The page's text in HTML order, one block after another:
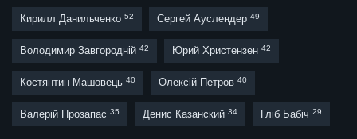
Кирилл Данильченко 52 Сергей Ауслендер 49
Володимир Завгородній 42 Юрий Христензен 42
Костянтин Машовець 40 Олексій Петров 40
Валерій Прозапас 35 Денис Казанский 34 Гліб Бабіч 29